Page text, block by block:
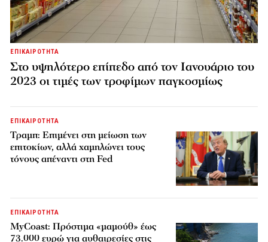
ΕΠΙΚΑΙΡΟΤΗΤΑ
Στο υψηλότερο επίπεδο από τον Ιανουάριο του
2023 οι τιμές των τροφίμων παγκοσμίως
ΕΠΙΚΑΙΡΟΤΗΤΑ
Τραμπ: Επιμένει στη μείωση των
επιτοκίων, αλλά χαμηλώνει τους
τόνους απέναντι στη Fed
ΕΠΙΚΑΙΡΟΤΗΤΑ
MyCoast: Πρόστιμα «μαμούθ» έως
73.000 ευρώ για αυθαιρεσίες στις